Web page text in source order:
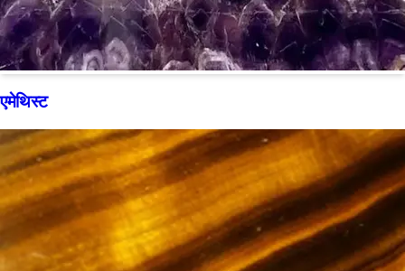
एमेथिस्ट